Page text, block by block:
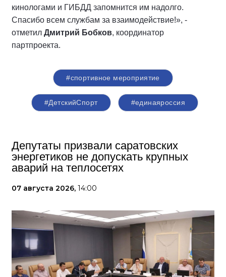
кинологами и ГИБДД запомнится им надолго.
Спасибо всем службам за взаимодействие!», -
отметил Дмитрий Бобков, координатор
партпроекта.
#спортивное мероприятие
#ДетскийСпорт #единаяроссия
Депутаты призвали саратовских
энергетиков не допускать крупных
аварий на теплосетях
07 августа 2026, 14:00